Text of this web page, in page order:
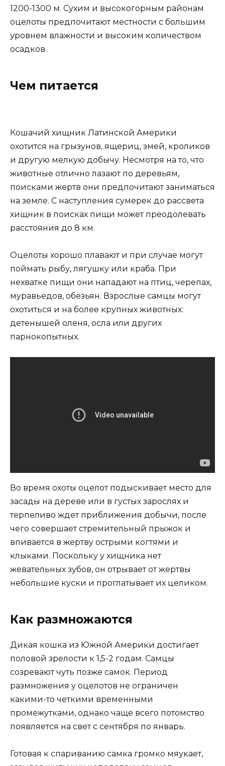
1200-1300 м. Сухим и высокогорным районам
оцелоты предпочитают местности с большим
уровнем влажности и высоким количеством
осадков.
Чем питается
Кошачий хищник Латинской Америки
охотится на грызунов, ящериц, змей, кроликов
и другую мелкую добычу. Несмотря на то, что
животные отлично лазают по деревьям,
поисками жертв они предпочитают заниматься
на земле. С наступления сумерек до рассвета
хищник в поисках пищи может преодолевать
расстояния до 8 км.
Оцелоты хорошо плавают и при случае могут
поймать рыбу, лягушку или краба. При
нехватке пищи они нападают на птиц, черепах,
муравьедов, обезьян. Взрослые самцы могут
охотиться и на более крупных животных:
детенышей оленя, осла или других
парнокопытных.
Во время охоты оцелот подыскивает место для
засады на дереве или в густых зарослях и
терпеливо ждет приближения добычи, после
чего совершает стремительный прыжок и
впивается в жертву острыми когтями и
клыками. Поскольку у хищника нет
жевательных зубов, он отрывает от жертвы
небольшие куски и проглатывает их целиком.
Как размножаются
Дикая кошка из Южной Америки достигает
половой зрелости к 1,5-2 годам. Самцы
созревают чуть позже самок. Период
размножения у оцелотов не ограничен
какими-то четкими временными
промежутками, однако чаще всего потомство
появляется на свет с сентября по январь.
Готовая к спариванию самка громко мяукает,